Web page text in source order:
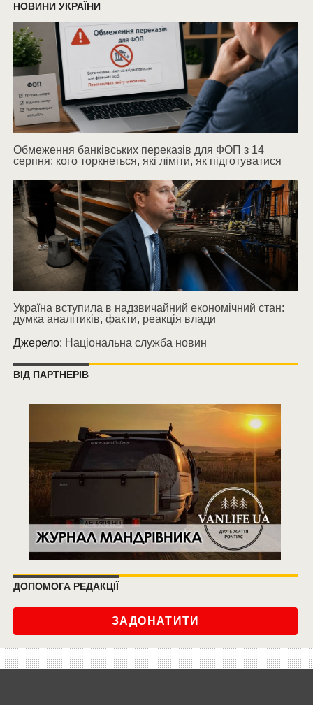
НОВИНИ УКРАЇНИ
Обмеження банківських переказів для ФОП з 14
серпня: кого торкнеться, які ліміти, як підготуватися
Україна вступила в надзвичайний економічний стан:
думка аналітиків, факти, реакція влади
Джерело: Національна служба новин
ВІД ПАРТНЕРІВ
ДОПОМОГА РЕДАКЦІЇ
ЗАДОНАТИТИ